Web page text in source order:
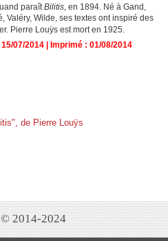
paraîtBilitis, en 1894. Né à Gand,
Valéry, Wilde, ses textes ont inspiré des
Pierre Louÿs est mort en 1925.
07/2014 | Imprimé : 01/08/2014
de Pierre Louÿs
2014-2024